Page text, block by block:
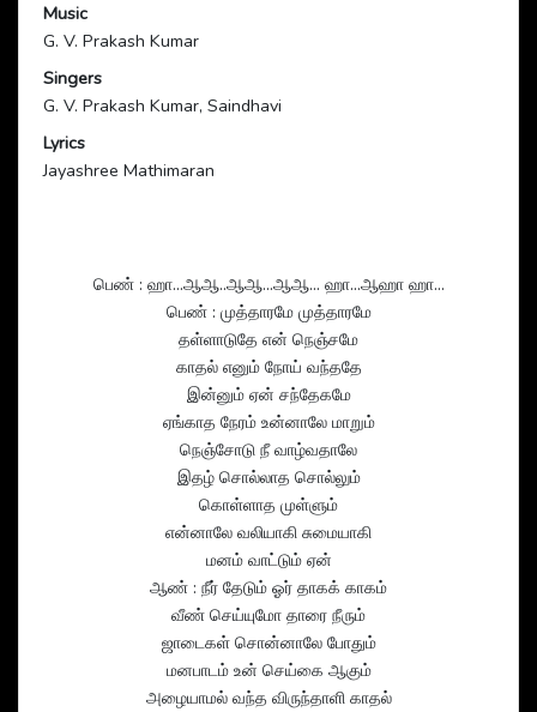
Music
G. V. Prakash Kumar
Singers
G. V. Prakash Kumar, Saindhavi
Lyrics
Jayashree Mathimaran
பெண் : ஹா…ஆஆ..ஆஆ…ஆஆ… ஹா…ஆஹா ஹா…
பெண் : முத்தாரமே முத்தாரமே
தள்ளாடுதே என் நெஞ்சமே
காதல் எனும் நோய் வந்ததே
இன்னும் ஏன் சந்தேகமே
ஏங்காத நேரம் உன்னாலே மாறும்
நெஞ்சோடு நீ வாழ்வதாலே
இதழ் சொல்லாத சொல்லும்
கொள்ளாத முள்ளும்
என்னாலே வலியாகி சுமையாகி
மனம் வாட்டும் ஏன்
ஆண் : நீர் தேடும் ஓர் தாகக் காகம்
வீண் செய்யுமோ தாரை நீரும்
ஜாடைகள் சொன்னாலே போதும்
மனபாடம் உன் செய்கை ஆகும்
அழையாமல் வந்த விருந்தாளி காதல்